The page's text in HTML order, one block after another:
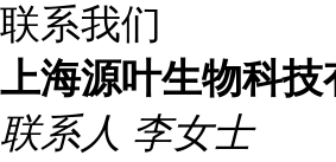
联系我们
上海源叶生物科技
联系人 李女士